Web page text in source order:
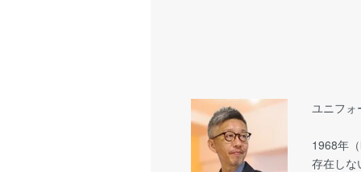
ユニフ
1968年
存在しな